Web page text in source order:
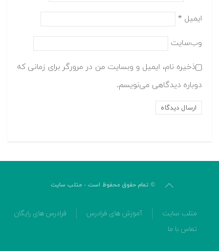
ایمیل *
وب‌سایت
ذخیره نام، ایمیل و وبسایت من در مرورگر برای زمانی که
دوباره دیدگاهی می‌نویسم.
© تمام حقوق محفوظ است - متلب سایت
متلب سایت آموزش های فرادرس
فرادرس های رایگان
تماس با ما